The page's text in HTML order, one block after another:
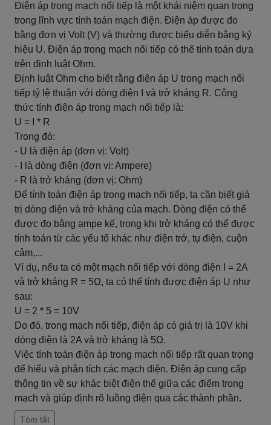
Điện áp trong mạch nối tiếp là một khái niệm quan trọng
trong lĩnh vực tính toán mạch điện. Điện áp được đo
bằng đơn vị Volt (V) và thường được biểu diễn bằng ký
hiệu U. Điện áp trong mạch nối tiếp có thể tính toán dựa
trên định luật Ohm.
Định luật Ohm cho biết rằng điện áp U trong mạch nối
tiếp tỷ lệ thuận với dòng điện I và trở kháng R. Công
thức tính điện áp trong mạch nối tiếp là:
U = I * R
Trong đó:
- U là điện áp (đơn vị: Volt)
- I là dòng điện (đơn vị: Ampere)
- R là trở kháng (đơn vị: Ohm)
Để tính toán điện áp trong mạch nối tiếp, ta cần biết giá
trị dòng điện và trở kháng của mạch. Dòng điện có thể
được đo bằng ampe kế, trong khi trở kháng có thể được
tính toán từ các yếu tố khác như điện trở, tụ điện, cuộn
cảm,...
Ví dụ, nếu ta có một mạch nối tiếp với dòng điện I = 2A
và trở kháng R = 5Ω, ta có thể tính được điện áp U như
sau:
U = 2 * 5 = 10V
Do đó, trong mạch nối tiếp, điện áp có giá trị là 10V khi
dòng điện là 2A và trở kháng là 5Ω.
Việc tính toán điện áp trong mạch nối tiếp rất quan trọng
để hiểu và phân tích các mạch điện. Điện áp cung cấp
thông tin về sự khác biệt điện thế giữa các điểm trong
mạch và giúp định rõ luồng điện qua các thành phần.
Tóm tắt